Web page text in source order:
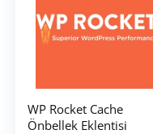
WP Rocket Cache
Önbellek Eklentisi